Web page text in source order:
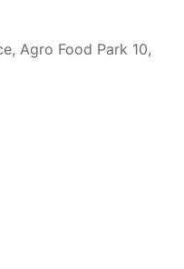
Agro Food Park 10,